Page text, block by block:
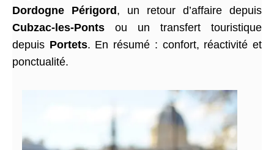
Dordogne Périgord , un retour d’affaire depuis
Cubzac-les-Ponts ou un transfert touristique
depuis Portets. En résumé : confort, réactivité et
ponctualité.